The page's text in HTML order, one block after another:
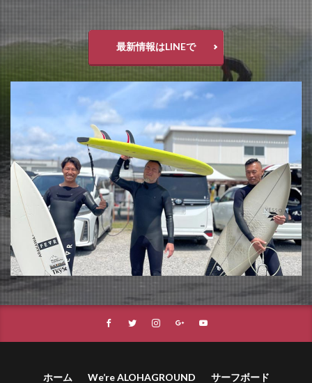
最新情報はLINEで
ホーム We’re ALOHAGROUND サーフボード